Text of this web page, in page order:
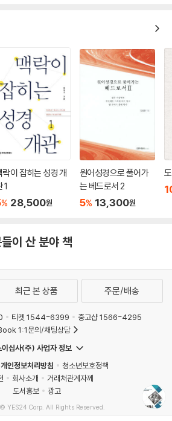
락이 잡히는 성경 개
1
% 28,500원
원어성경으로 풀어가
는 베드로서 2
5% 13,300원
이 산 분야 책
최근 본 상품 주문/배송
티켓 1544-6399
중고샵 1566-4295
1:1문의/채팅상담
이십사(주) 사업자 정보
개인정보처리방침
청소년보호정책
회사소개
거래처관계자께
도서홍보
광고
YES24 Corp. All Rights Reserved.